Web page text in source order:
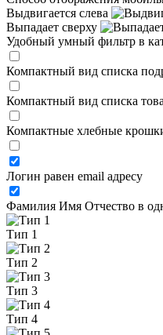
Выдвигается слева
Выпадает сверху
Удобный умный фильтр в
Компактный вид списка
Компактный вид списка
Компактные хлебные
Логин равен email адресу
Фамилия Имя Отчество в
Тип 1
Тип 2
Тип 3
Тип 4